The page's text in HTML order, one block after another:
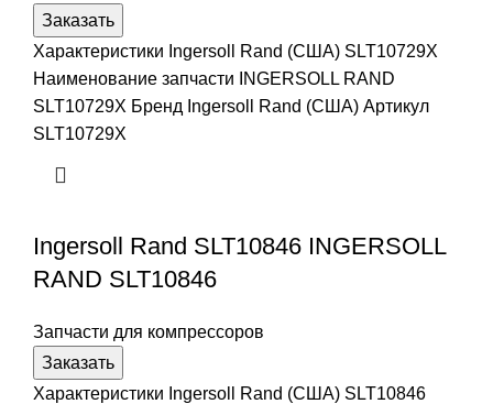
Заказать
Характеристики Ingersoll Rand (США) SLT10729X
Наименование запчасти INGERSOLL RAND
SLT10729X Бренд Ingersoll Rand (США) Артикул
SLT10729X
Ingersoll Rand SLT10846 INGERSOLL
RAND SLT10846
Запчасти для компрессоров
Заказать
Характеристики Ingersoll Rand (США) SLT10846